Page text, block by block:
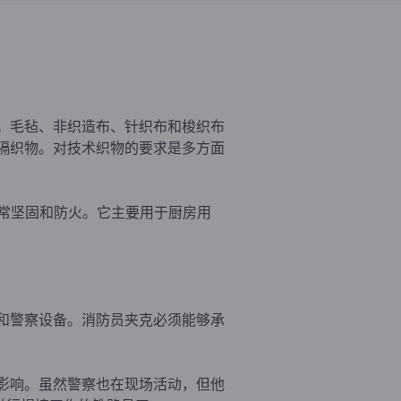
毛毡、非织造布、针织布和梭织布
织物。对技术织物的要求是多方面
坚固和防火。它主要用于厨房用
警察设备。消防员夹克必须能够承
响。虽然警察也在现场活动，但他